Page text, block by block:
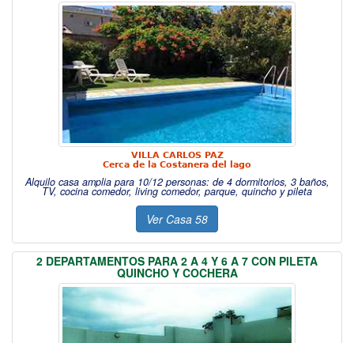
VILLA CARLOS PAZ
Cerca de la Costanera del lago
Alquilo casa amplia para 10/12 personas: de 4 dormitorios, 3 baños,
TV, cocina comedor, living comedor, parque, quincho y pileta
Ver Casa 58
2 DEPARTAMENTOS PARA 2 A 4 Y 6 A 7 CON PILETA
QUINCHO Y COCHERA